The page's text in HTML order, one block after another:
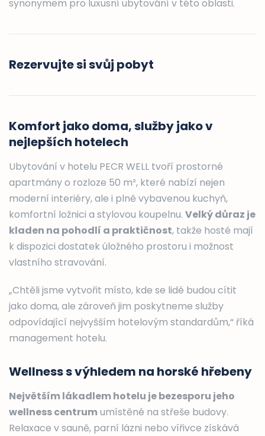
synonymem pro luxusní ubytování v této oblasti.
Rezervujte si svůj pobyt
Komfort jako doma, služby jako v
nejlepších hotelech
Ubytování v hotelu PECR WELL tvoří prostorné
apartmány o rozloze 50 m², které nabízí nejen
moderní interiéry, ale i plně vybavenou kuchyň,
komfortní ložnici a stylovou koupelnu. Velký důraz je
kladen na pohodlí a praktičnost, takže hosté mají
k dispozici dostatek úložného prostoru i možnost
vlastního stravování.
„Chtěli jsme vytvořit místo, kde se lidé budou cítit
jako doma, ale zároveň jim poskytneme služby
odpovídající nejvyšším hotelovým standardům,“ říká
management hotelu.
Wellness s výhledem na horské hřebeny
Největším lákadlem hotelu je bezesporu jeho
wellness centrumumístěné na střeše budovy.
Relaxace v sauně, parní lázni nebo vířivce získává